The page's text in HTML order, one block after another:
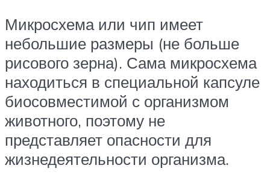
Микросхема или чип имеет
небольшие размеры (не больше
рисового зерна). Сама микросхема
находиться в специальной капсуле
биосовместимой с организмом
животного, поэтому не
представляет опасности для
жизнедеятельности организма.